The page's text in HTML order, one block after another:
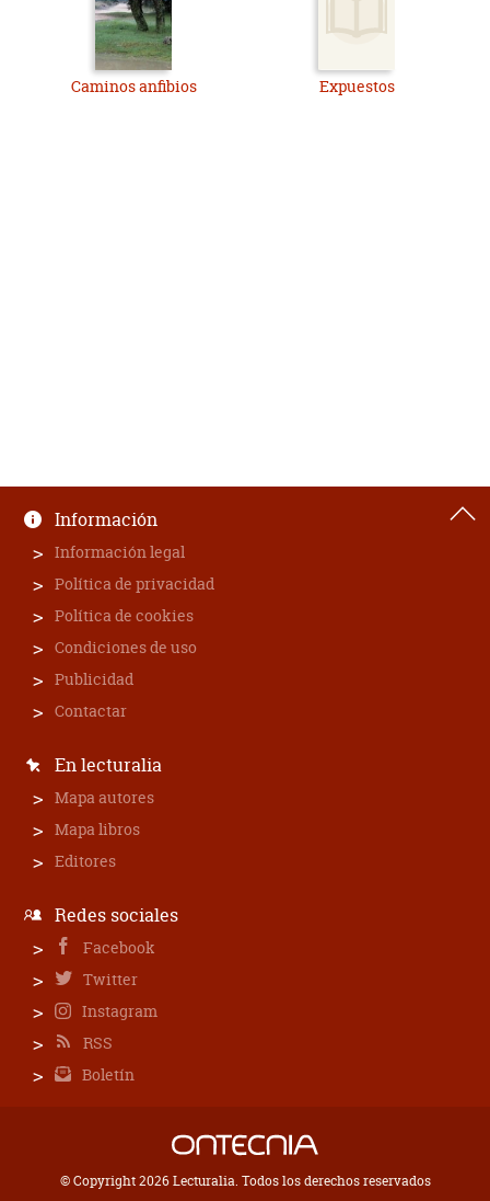
Caminos anfibios Expuestos
Información
Información legal
Política de privacidad
Política de cookies
Condiciones de uso
Publicidad
Contactar
En lecturalia
Mapa autores
Mapa libros
Editores
Redes sociales
Facebook
Twitter
Instagram
RSS
Boletín
© Copyright 2026 Lecturalia. Todos los derechos reservados